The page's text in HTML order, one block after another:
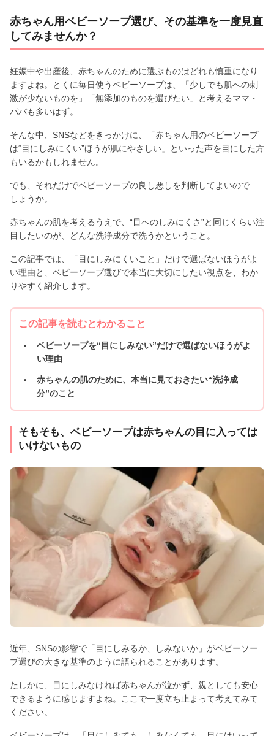
赤ちゃん用ベビーソープ選び、その基準を一度見直
してみませんか？
妊娠中や出産後、赤ちゃんのために選ぶものはどれも慎重になり
ますよね。とくに毎日使うベビーソープは、「少しでも肌への刺
激が少ないものを」「無添加のものを選びたい」と考えるママ・
パパも多いはず。
そんな中、SNSなどをきっかけに、「赤ちゃん用のベビーソープ
は“目にしみにくい”ほうが肌にやさしい」といった声を目にした方
もいるかもしれません。
でも、それだけでベビーソープの良し悪しを判断してよいので
しょうか。
赤ちゃんの肌を考えるうえで、“目へのしみにくさ”と同じくらい注
目したいのが、どんな洗浄成分で洗うかということ。
この記事では、「目にしみにくいこと」だけで選ばないほうがよ
い理由と、ベビーソープ選びで本当に大切にしたい視点を、わか
りやすく紹介します。
この記事を読むとわかること
ベビーソープを“目にしみない”だけで選ばないほうがよ
い理由
赤ちゃんの肌のために、本当に見ておきたい“洗浄成
分”のこと
そもそも、ベビーソープは赤ちゃんの目に入っては
いけないもの
近年、SNSの影響で「目にしみるか、しみないか」がベビーソー
プ選びの大きな基準のように語られることがあります。
たしかに、目にしみなければ赤ちゃんが泣かず、親としても安心
できるように感じますよね。ここで一度立ち止まって考えてみて
ください。